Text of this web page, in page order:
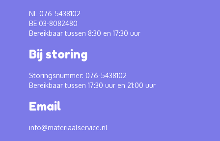
NL 076-5438102
BE 03-8082480
Bereikbaar tussen 8:30 en 17:30 uur
Bij storing
Storingsnummer: 076-5438102
Bereikbaar tussen 17:30 uur en 21:00 uur
Email
info@materiaalservice.nl